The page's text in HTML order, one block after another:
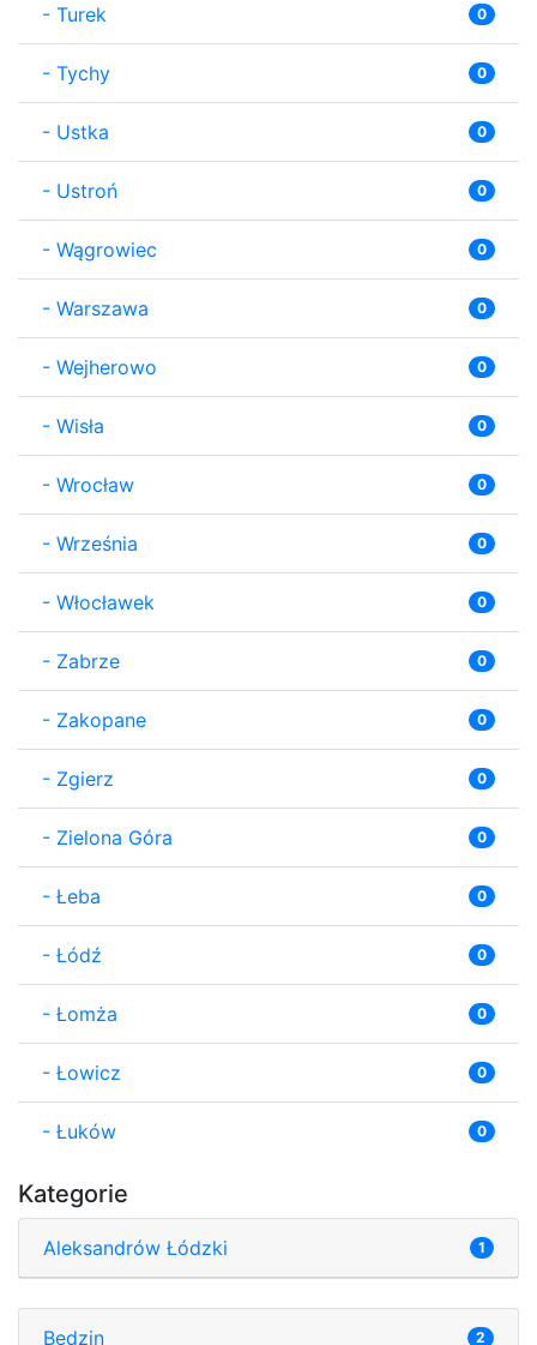
- Turek 0
- Tychy 0
- Ustka 0
- Ustroń 0
- Wągrowiec 0
- Warszawa 0
- Wejherowo 0
- Wisła 0
- Wrocław 0
- Września 0
- Włocławek 0
- Zabrze 0
- Zakopane 0
- Zgierz 0
- Zielona Góra 0
- Łeba 0
- Łódź 0
- Łomża 0
- Łowicz 0
- Łuków 0
Kategorie
Aleksandrów Łódzki 1
Będzin 2